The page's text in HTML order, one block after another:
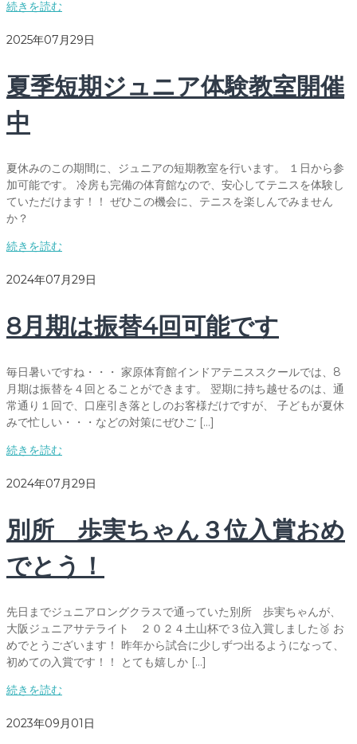
続きを読む
2025年07月29日
夏季短期ジュニア体験教室開催
中
夏休みのこの期間に、ジュニアの短期教室を行います。 １日から参
加可能です。 冷房も完備の体育館なので、安心してテニスを体験し
ていただけます！！ ぜひこの機会に、テニスを楽しんでみません
か？
続きを読む
2024年07月29日
8月期は振替4回可能です
毎日暑いですね・・・ 家原体育館インドアテニススクールでは、8
月期は振替を４回とることができます。 翌期に持ち越せるのは、通
常通り１回で、口座引き落としのお客様だけですが、 子どもが夏休
みで忙しい・・・などの対策にぜひご […]
続きを読む
2024年07月29日
別所 歩実ちゃん３位入賞おめ
でとう！
先日までジュニアロングクラスで通っていた別所 歩実ちゃんが、
大阪ジュニアサテライト ２０２４土山杯で３位入賞しました🥉 お
めでとうございます！ 昨年から試合に少しずつ出るようになって、
初めての入賞です！！ とても嬉しか […]
続きを読む
2023年09月01日